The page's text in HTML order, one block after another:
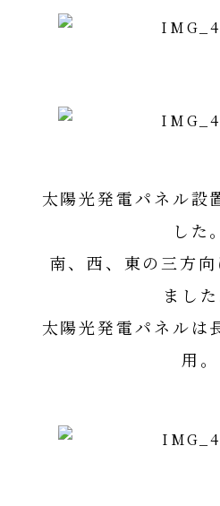
太陽光発電パネル設
した。
南、西、東の三方
ました
太陽光発電パネルは
用。